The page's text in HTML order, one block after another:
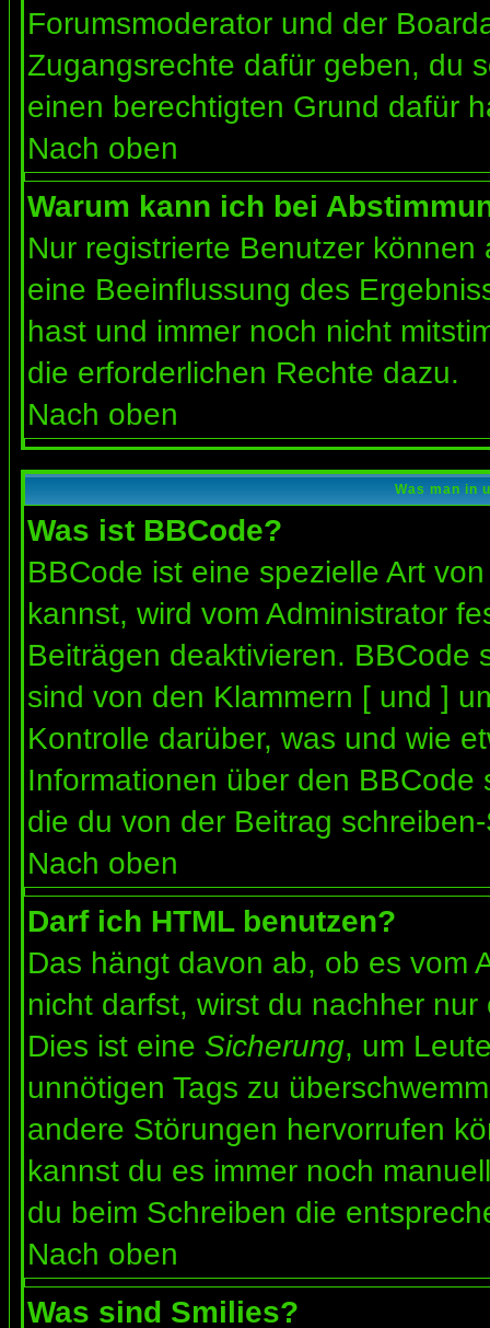
Forumsmoderator und der
Zugangsrechte dafür geben, du
einen berechtigten Grund dafür
Nach oben
Warum kann ich bei
Nur registrierte Benutzer
eine Beeinflussung des
hast und immer noch nicht
die erforderlichen Rechte dazu.
Nach oben
Was man in
Was ist BBCode?
BBCode ist eine spezielle Art
kannst, wird vom Administrator
Beiträgen deaktivieren. BBCode
sind von den Klammern [ und ]
Kontrolle darüber, was und wie
Informationen über den
die du von der Beitrag
Nach oben
Darf ich HTML benutzen?
Das hängt davon ab, ob es vom
nicht darfst, wirst du nachher
Dies ist eine Sicherung, um
unnötigen Tags zu
andere Störungen hervorrufen
kannst du es immer noch
du beim Schreiben die
Nach oben
Was sind Smilies?